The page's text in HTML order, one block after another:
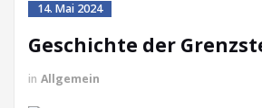
14. Mai 2024
Geschichte der
in Allgemein